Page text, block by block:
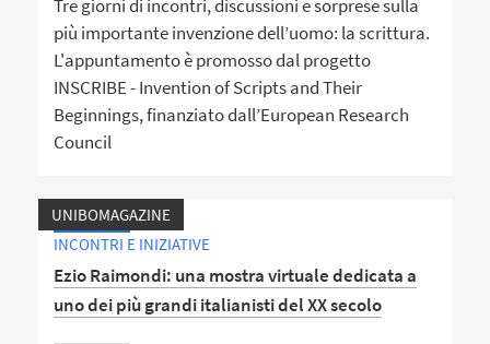
Tre giorni di incontri, discussioni e sorprese sulla
più importante invenzione dell’uomo: la scrittura.
L'appuntamento è promosso dal progetto
INSCRIBE - Invention of Scripts and Their
Beginnings, finanziato dall’European Research
Council
UNIBOMAGAZINE
INCONTRI E INIZIATIVE
Ezio Raimondi: una mostra virtuale dedicata a
uno dei più grandi italianisti del XX secolo